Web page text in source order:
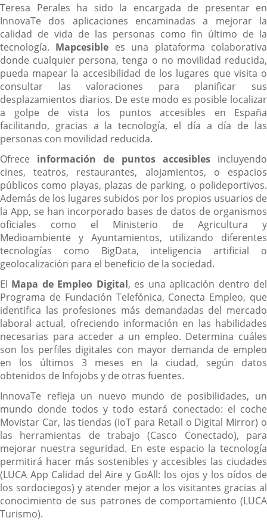
Teresa Perales ha sido la encargada de presentar en
InnovaTe dos aplicaciones encaminadas a mejorar la
calidad de vida de las personas como fin último de la
tecnología. Mapcesible es una plataforma colaborativa
donde cualquier persona, tenga o no movilidad reducida,
pueda mapear la accesibilidad de los lugares que visita o
consultar las valoraciones para planificar sus
desplazamientos diarios. De este modo es posible localizar
a golpe de vista los puntos accesibles en España
facilitando, gracias a la tecnología, el día a día de las
personas con movilidad reducida.
Ofrece información de puntos accesibles incluyendo
cines, teatros, restaurantes, alojamientos, o espacios
públicos como playas, plazas de parking, o polideportivos.
Además de los lugares subidos por los propios usuarios de
la App, se han incorporado bases de datos de organismos
oficiales como el Ministerio de Agricultura y
Medioambiente y Ayuntamientos, utilizando diferentes
tecnologías como BigData, inteligencia artificial o
geolocalización para el beneficio de la sociedad.
El Mapa de Empleo Digital, es una aplicación dentro del
Programa de Fundación Telefónica, Conecta Empleo, que
identifica las profesiones más demandadas del mercado
laboral actual, ofreciendo información en las habilidades
necesarias para acceder a un empleo. Determina cuáles
son los perfiles digitales con mayor demanda de empleo
en los últimos 3 meses en la ciudad, según datos
obtenidos de Infojobs y de otras fuentes.
InnovaTe refleja un nuevo mundo de posibilidades, un
mundo donde todos y todo estará conectado: el coche
Movistar Car, las tiendas (IoT para Retail o Digital Mirror) o
las herramientas de trabajo (Casco Conectado), para
mejorar nuestra seguridad. En este espacio la tecnología
permitirá hacer más sostenibles y accesibles las ciudades
(LUCA App Calidad del Aire y GoAll: los ojos y los oídos de
los sordociegos) y atender mejor a los visitantes gracias al
conocimiento de sus patrones de comportamiento (LUCA
Turismo).